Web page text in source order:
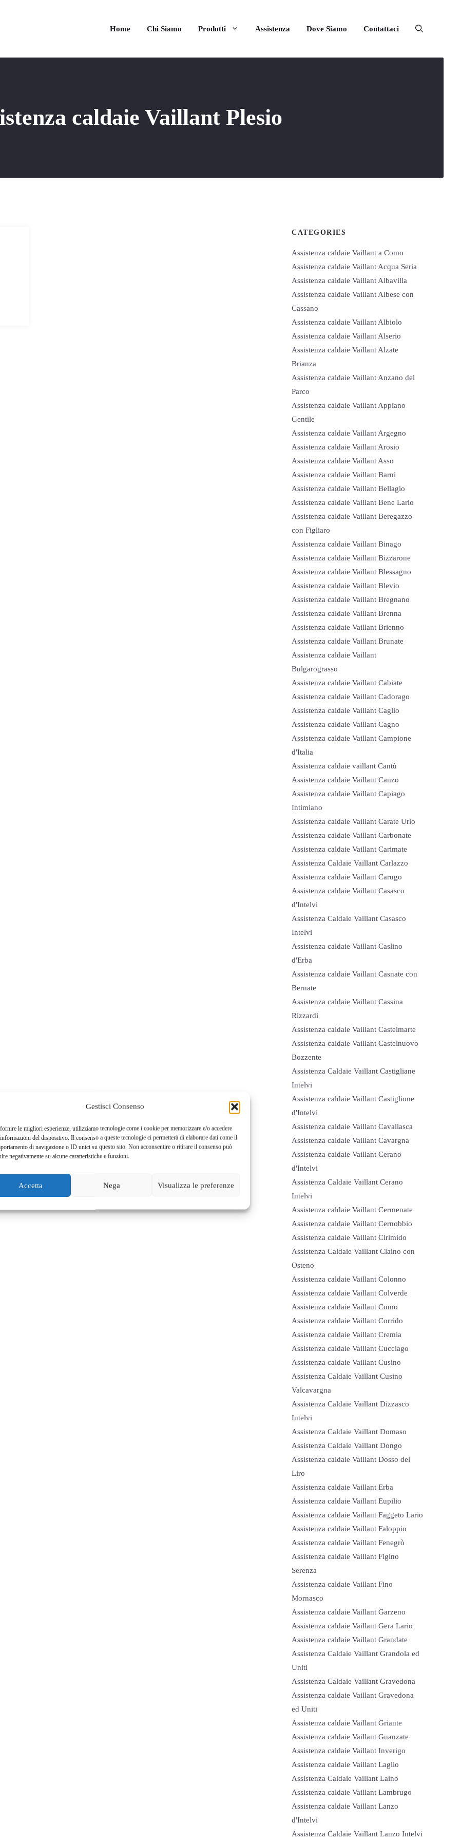
Gestisci Consenso
le migliori esperienze, utilizziamo tecnologie come i cookie per memorizzare e/o accedere
del dispositivo. Il consenso a queste tecnologie ci permetterà di elaborare dati come il
di navigazione o ID unici su questo sito. Non acconsentire o ritirare il consenso può
negativamente su alcune caratteristiche e funzioni.
Accetta Nega Visualizza le preferenze
Home Chi Siamo Prodotti Assistenza Dove Siamo Contattaci
caldaie Vaillant Plesio
CATEGORIES
Assistenza caldaie Vaillant a Como
Assistenza caldaie Vaillant Acqua Seria
Assistenza caldaie Vaillant Albavilla
Assistenza caldaie Vaillant Albese con
Cassano
Assistenza caldaie Vaillant Albiolo
Assistenza caldaie Vaillant Alserio
Assistenza caldaie Vaillant Alzate
Brianza
Assistenza caldaie Vaillant Anzano del
Parco
Assistenza caldaie Vaillant Appiano
Gentile
Assistenza caldaie Vaillant Argegno
Assistenza caldaie Vaillant Arosio
Assistenza caldaie Vaillant Asso
Assistenza caldaie Vaillant Barni
Assistenza caldaie Vaillant Bellagio
Assistenza caldaie Vaillant Bene Lario
Assistenza caldaie Vaillant Beregazzo
con Figliaro
Assistenza caldaie Vaillant Binago
Assistenza caldaie Vaillant Bizzarone
Assistenza caldaie Vaillant Blessagno
Assistenza caldaie Vaillant Blevio
Assistenza caldaie Vaillant Bregnano
Assistenza caldaie Vaillant Brenna
Assistenza caldaie Vaillant Brienno
Assistenza caldaie Vaillant Brunate
Assistenza caldaie Vaillant
Bulgarograsso
Assistenza caldaie Vaillant Cabiate
Assistenza caldaie Vaillant Cadorago
Assistenza caldaie Vaillant Caglio
Assistenza caldaie Vaillant Cagno
Assistenza caldaie Vaillant Campione
d'Italia
Assistenza caldaie vaillant Cantù
Assistenza caldaie Vaillant Canzo
Assistenza caldaie Vaillant Capiago
Intimiano
Assistenza caldaie Vaillant Carate Urio
Assistenza caldaie Vaillant Carbonate
Assistenza caldaie Vaillant Carimate
Assistenza Caldaie Vaillant Carlazzo
Assistenza caldaie Vaillant Carugo
Assistenza caldaie Vaillant Casasco
d'Intelvi
Assistenza Caldaie Vaillant Casasco
Intelvi
Assistenza caldaie Vaillant Caslino
d'Erba
Assistenza caldaie Vaillant Casnate con
Bernate
Assistenza caldaie Vaillant Cassina
Rizzardi
Assistenza caldaie Vaillant Castelmarte
Assistenza caldaie Vaillant Castelnuovo
Bozzente
Assistenza Caldaie Vaillant Castigliane
Intelvi
Assistenza caldaie Vaillant Castiglione
d'Intelvi
Assistenza caldaie Vaillant Cavallasca
Assistenza caldaie Vaillant Cavargna
Assistenza caldaie Vaillant Cerano
d'Intelvi
Assistenza Caldaie Vaillant Cerano
Intelvi
Assistenza caldaie Vaillant Cermenate
Assistenza caldaie Vaillant Cernobbio
Assistenza caldaie Vaillant Cirimido
Assistenza Caldaie Vaillant Claino con
Osteno
Assistenza caldaie Vaillant Colonno
Assistenza caldaie Vaillant Colverde
Assistenza caldaie Vaillant Como
Assistenza caldaie Vaillant Corrido
Assistenza caldaie Vaillant Cremia
Assistenza caldaie Vaillant Cucciago
Assistenza caldaie Vaillant Cusino
Assistenza Caldaie Vaillant Cusino
Valcavargna
Assistenza Caldaie Vaillant Dizzasco
Intelvi
Assistenza Caldaie Vaillant Domaso
Assistenza Caldaie Vaillant Dongo
Assistenza caldaie Vaillant Dosso del
Liro
Assistenza caldaie Vaillant Erba
Assistenza caldaie Vaillant Eupilio
Assistenza caldaie Vaillant Faggeto Lario
Assistenza caldaie Vaillant Faloppio
Assistenza caldaie Vaillant Fenegrò
Assistenza caldaie Vaillant Figino
Serenza
Assistenza caldaie Vaillant Fino
Mornasco
Assistenza caldaie Vaillant Garzeno
Assistenza caldaie Vaillant Gera Lario
Assistenza caldaie Vaillant Grandate
Assistenza Caldaie Vaillant Grandola ed
Uniti
Assistenza Caldaie Vaillant Gravedona
Assistenza caldaie Vaillant Gravedona
ed Uniti
Assistenza caldaie Vaillant Griante
Assistenza caldaie Vaillant Guanzate
Assistenza caldaie Vaillant Inverigo
Assistenza caldaie Vaillant Laglio
Assistenza Caldaie Vaillant Laino
Assistenza caldaie Vaillant Lambrugo
Assistenza caldaie Vaillant Lanzo
d'Intelvi
Assistenza Caldaie Vaillant Lanzo Intelvi